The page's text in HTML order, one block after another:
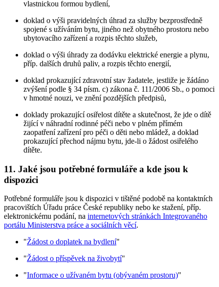
vlastnickou formou bydlení,
doklad o výši pravidelných úhrad za služby bezprostředně
spojené s užíváním bytu, jiného než obytného prostoru nebo
ubytovacího zařízení a rozpis těchto služeb,
doklad o výši úhrady za dodávku elektrické energie a plynu,
příp. dalších druhů paliv, a rozpis těchto energií,
doklad prokazující zdravotní stav žadatele, jestliže je žádáno
zvýšení podle § 34 písm. c) zákona č. 111/2006 Sb., o pomoci
v hmotné nouzi, ve znění pozdějších předpisů,
doklady prokazující osiřelost dítěte a skutečnost, že jde o dítě
žijící v náhradní rodinné péči nebo v plném přímém
zaopatření zařízení pro péči o děti nebo mládež, a doklad
prokazující přechod nájmu bytu, jde-li o žádost osiřelého
dítěte.
11. Jaké jsou potřebné formuláře a kde jsou k
dispozici
Potřebné formuláře jsou k dispozici v tištěné podobě na kontaktních
pracovištích Úřadu práce České republiky nebo ke stažení, příp.
elektronickému podání, na internetových stránkách Integrovaného
portálu Ministerstva práce a sociálních věcí.
"Žádost o doplatek na bydlení"
"Žádost o příspěvek na živobytí"
"Informace o užívaném bytu (obývaném prostoru)"